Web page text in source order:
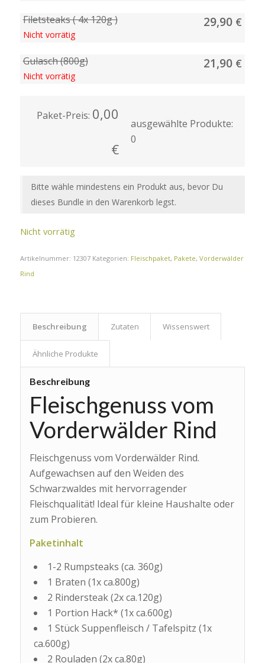
Filetsteaks ( 4x 120g )
Nicht vorrätig
29,90 €
Gulasch (800g)
Nicht vorrätig
21,90 €
Paket-Preis: 0,00
€
ausgewählte Produkte:
0
Bitte wähle mindestens ein Produkt aus, bevor Du
dieses Bundle in den Warenkorb legst.
Nicht vorrätig
Artikelnummer: 12307 Kategorien: Fleischpaket, Pakete, Vorderwälder
Rind
Beschreibung Zutaten Wissenswert
Ähnliche Produkte
Beschreibung
Fleischgenuss vom
Vorderwälder Rind
Fleischgenuss vom Vorderwälder Rind.
Aufgewachsen auf den Weiden des
Schwarzwaldes mit hervorragender
Fleischqualität! Ideal für kleine Haushalte oder
zum Probieren.
Paketinhalt
1-2 Rumpsteaks (ca. 360g)
1 Braten (1x ca.800g)
2 Rindersteak (2x ca.120g)
1 Portion Hack* (1x ca.600g)
1 Stück Suppenfleisch / Tafelspitz (1x
ca.600g)
2 Rouladen (2x ca.80g)